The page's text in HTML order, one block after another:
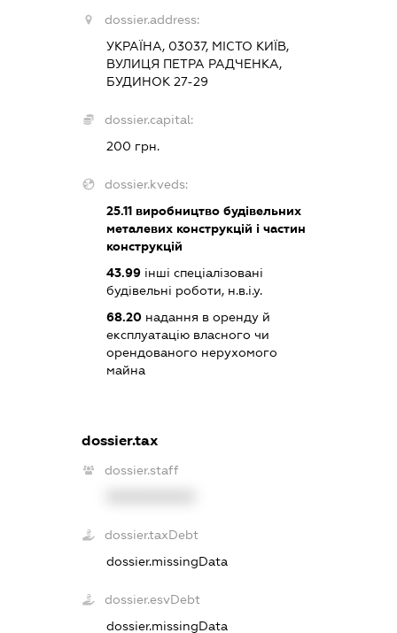
dossier.address:
УКРАЇНА, 03037, МІСТО КИЇВ,
ВУЛИЦЯ ПЕТРА РАДЧЕНКА,
БУДИНОК 27-29
dossier.capital:
200 грн.
dossier.kveds:
25.11виробництво будівельних
металевих конструкцій і частин
конструкцій
43.99інші спеціалізовані
будівельні роботи, н.в.і.у.
68.20надання в оренду й
експлуатацію власного чи
орендованого нерухомого
майна
dossier.tax
dossier.staff
dossier.taxDebt
dossier.missingData
dossier.esvDebt
dossier.missingData